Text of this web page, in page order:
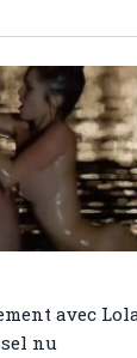
avec
nu